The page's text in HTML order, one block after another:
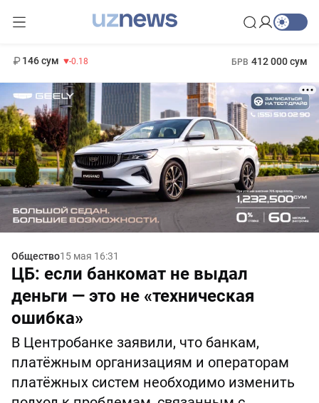
146 сум -0.18 БРВ 412 000 сум
Общество15 мая 16:31
ЦБ: если банкомат не выдал
деньги — это не «техническая
ошибка»
В Центробанке заявили, что банкам,
платёжным организациям и операторам
платёжных систем необходимо изменить